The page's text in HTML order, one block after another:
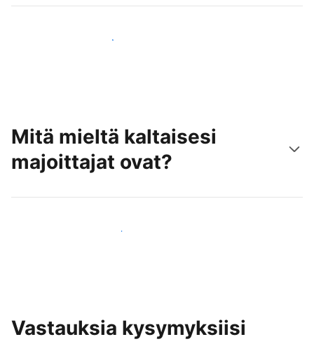
Tavoita uusia asiakkaita jo tänään
Mitä mieltä kaltaisesi
majoittajat ovat?
Liity kaltaistesi majoittajien joukkoon
Vastauksia kysymyksiisi